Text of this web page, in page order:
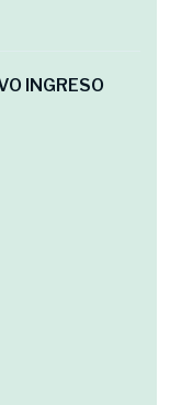
INGRESO